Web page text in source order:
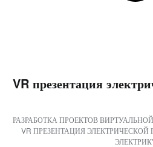
VR презентация
РАЗРАБОТКА ПРОЕКТОВ
VR ПРЕЗЕНТАЦИЯ